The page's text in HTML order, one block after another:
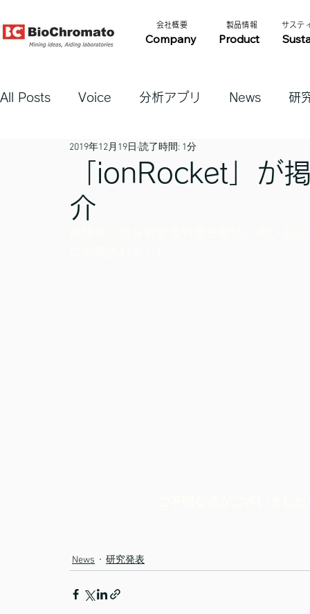
Company Product
​製品情報​​
​会社概要​​ サステ
All Posts Voice 分析アプリ News 研
「ionRocket」が
介
2019年12月19日 読了時間: 1分
News 研究発表